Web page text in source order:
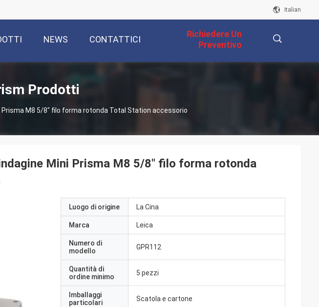
Italian
NEWS CONTATTICI
Richiedere Un
Preventivo
Prodotti
Prisma M8 5/8" filo forma rotonda Total Station accessorio
Mini Prisma M8 5/8" filo forma rotonda
Luogo di origine La Cina
Marca Leica
Numero di
modello
GPR112
Quantità di
ordine minimo
5 pezzi
Imballaggi
particolari
Scatola e cartone